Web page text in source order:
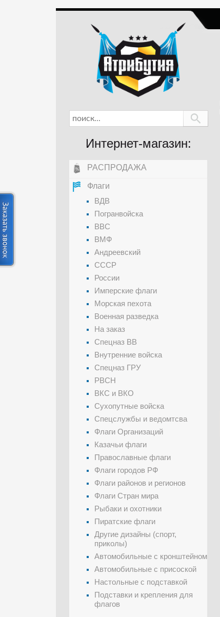
Интернет-магазин:
РАСПРОДАЖА
Флаги
ВДВ
Погранвойска
ВВС
ВМФ
Андреевский
СССР
России
Имперские флаги
Морская пехота
Военная разведка
На заказ
Спецназ ВВ
Внутренние войска
Спецназ ГРУ
РВСН
ВКС и ВКО
Сухопутные войска
Спецслужбы и ведомтсва
Флаги Организаций
Казачьи флаги
Православные флаги
Флаги городов РФ
Флаги районов и регионов
Флаги Стран мира
Рыбаки и охотники
Пиратские флаги
Другие дизайны (спорт,
приколы)
Автомобильные с кронштейном
Автомобильные с присоской
Настольные с подставкой
Подставки и крепления для
флагов